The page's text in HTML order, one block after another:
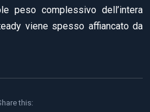
peso complessivo dell’intera
viene spesso affiancato da
this: